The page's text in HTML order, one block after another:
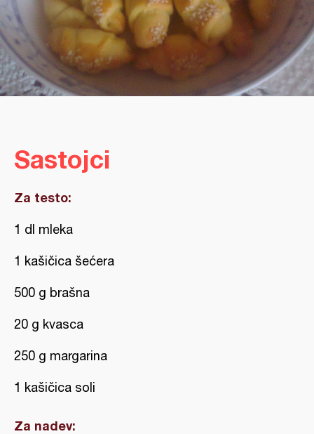
Sastojci
Za testo:
1 dl mleka
1 kašičica šećera
500 g brašna
20 g kvasca
250 g margarina
1 kašičica soli
Za nadev: